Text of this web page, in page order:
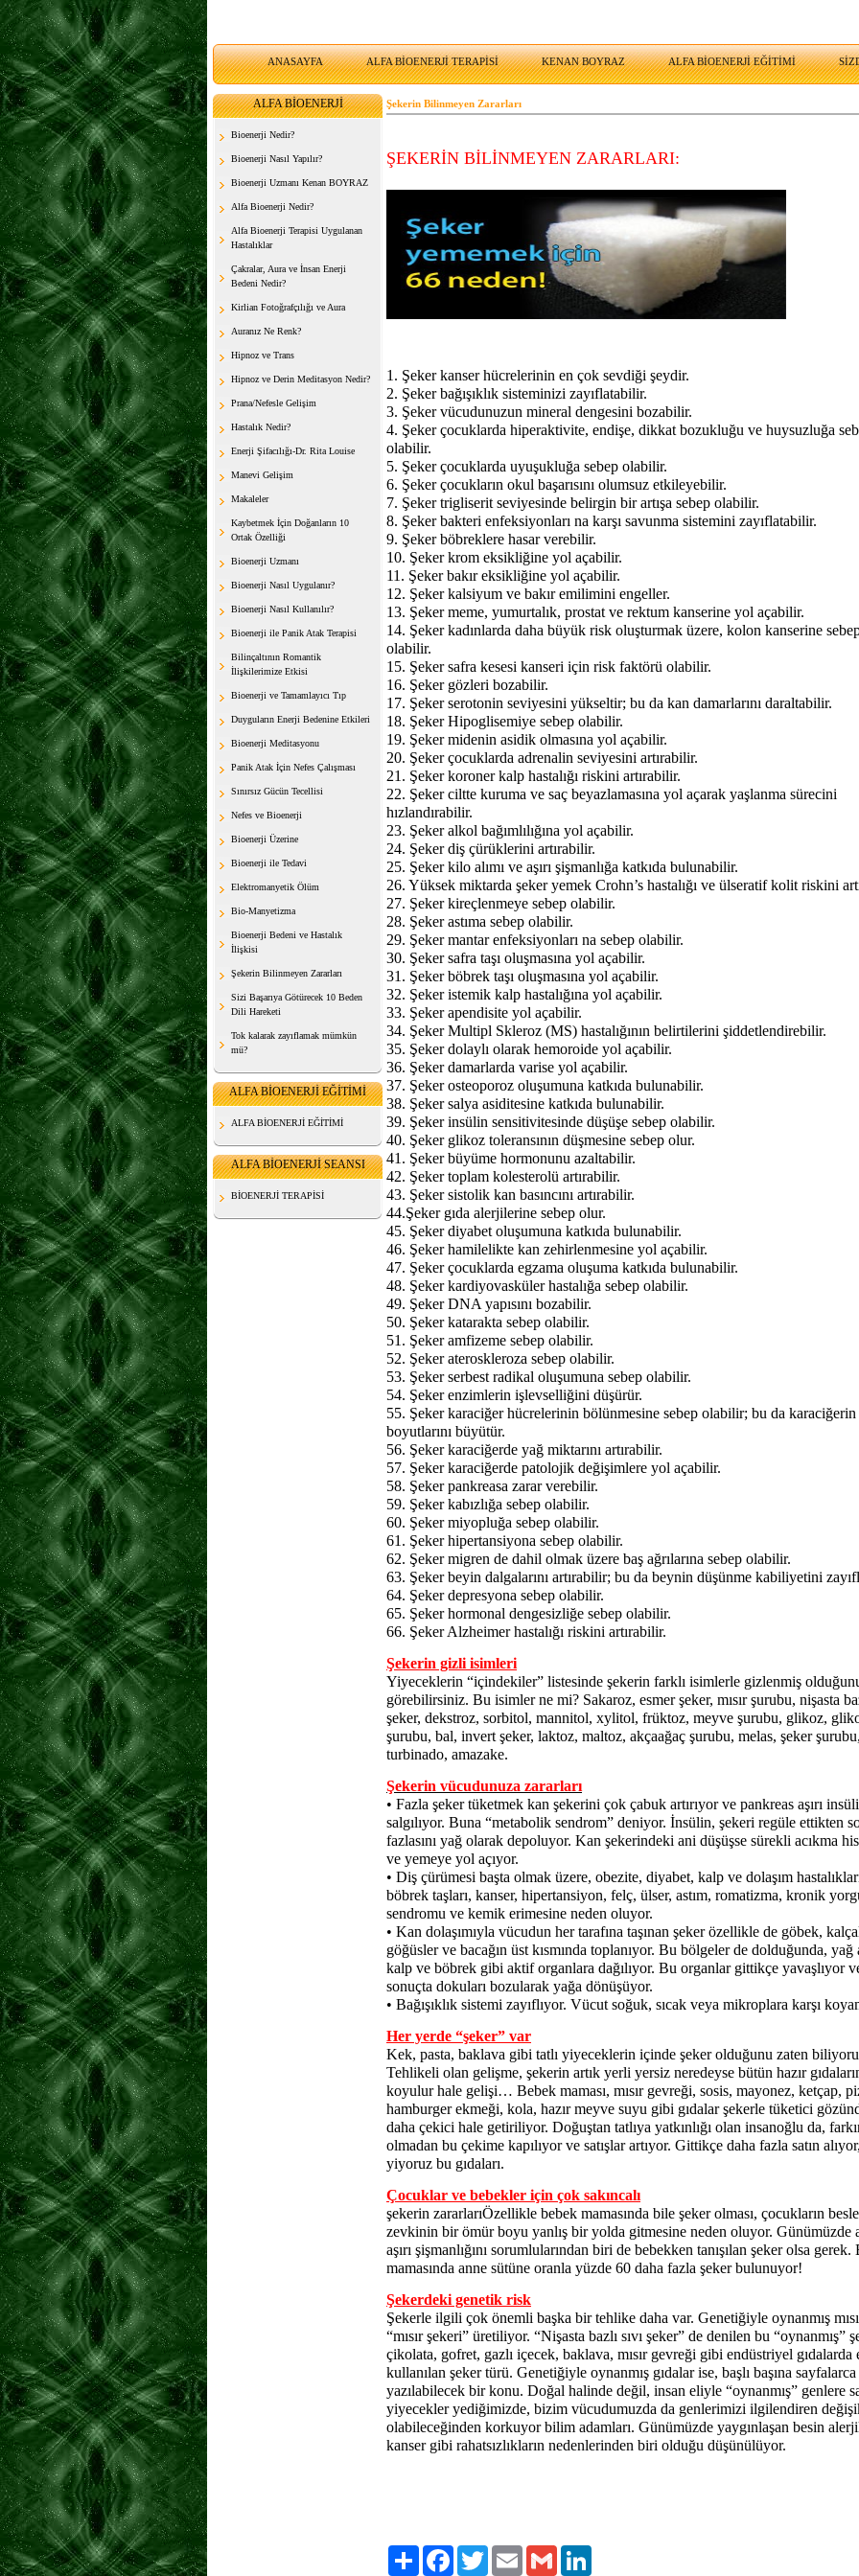
ANASAYFA ALFA BİOENERJİ TERAPİSİ KENAN BOYRAZ ALFA BİOENERJİ EĞİTİMİ
ALFA BİOENERJİ
Bioenerji Nedir?
Bioenerji Nasıl Yapılır?
Bioenerji Uzmanı Kenan BOYRAZ
Alfa Bioenerji Nedir?
Alfa Bioenerji Terapisi Uygulanan
Hastalıklar
Çakralar, Aura ve İnsan Enerji
Bedeni Nedir?
Kirlian Fotoğrafçılığı ve Aura
Auranız Ne Renk?
Hipnoz ve Trans
Hipnoz ve Derin Meditasyon Nedir?
Prana/Nefesle Gelişim
Hastalık Nedir?
Enerji Şifacılığı-Dr. Rita Louise
Manevi Gelişim
Makaleler
Kaybetmek İçin Doğanların 10
Ortak Özelliği
Bioenerji Uzmanı
Bioenerji Nasıl Uygulanır?
Bioenerji Nasıl Kullanılır?
Bioenerji ile Panik Atak Terapisi
Bilinçaltının Romantik
İlişkilerimize Etkisi
Bioenerji ve Tamamlayıcı Tıp
Duyguların Enerji Bedenine Etkileri
Bioenerji Meditasyonu
Panik Atak İçin Nefes Çalışması
Sınırsız Gücün Tecellisi
Nefes ve Bioenerji
Bioenerji Üzerine
Bioenerji ile Tedavi
Elektromanyetik Ölüm
Bio-Manyetizma
Bioenerji Bedeni ve Hastalık
İlişkisi
Şekerin Bilinmeyen Zararları
Sizi Başarıya Götürecek 10 Beden
Dili Hareketi
Tok kalarak zayıflamak mümkün
mü?
ALFA BİOENERJİ EĞİTİMİ
ALFA BİOENERJİ EĞİTİMİ
ALFA BİOENERJİ SEANSI
BİOENERJİ TERAPİSİ
Şekerin Bilinmeyen Zararları
ŞEKERİN BİLİNMEYEN ZARARLARI:
1. Şeker kanser hücrelerinin en çok sevdiği şeydir.
2. Şeker bağışıklık sisteminizi zayıflatabilir.
3. Şeker vücudunuzun mineral dengesini bozabilir.
4. Şeker çocuklarda hiperaktivite, endişe, dikkat bozukluğu ve huysuzluğa
olabilir.
5. Şeker çocuklarda uyuşukluğa sebep olabilir.
6. Şeker çocukların okul başarısını olumsuz etkileyebilir.
7. Şeker trigliserit seviyesinde belirgin bir artışa sebep olabilir.
8. Şeker bakteri enfeksiyonları na karşı savunma sistemini zayıflatabilir.
9. Şeker böbreklere hasar verebilir.
10. Şeker krom eksikliğine yol açabilir.
11. Şeker bakır eksikliğine yol açabilir.
12. Şeker kalsiyum ve bakır emilimini engeller.
13. Şeker meme, yumurtalık, prostat ve rektum kanserine yol açabilir.
14. Şeker kadınlarda daha büyük risk oluşturmak üzere, kolon kanserine
olabilir.
15. Şeker safra kesesi kanseri için risk faktörü olabilir.
16. Şeker gözleri bozabilir.
17. Şeker serotonin seviyesini yükseltir; bu da kan damarlarını daraltabilir.
18. Şeker Hipoglisemiye sebep olabilir.
19. Şeker midenin asidik olmasına yol açabilir.
20. Şeker çocuklarda adrenalin seviyesini artırabilir.
21. Şeker koroner kalp hastalığı riskini artırabilir.
22. Şeker ciltte kuruma ve saç beyazlamasına yol açarak yaşlanma sürecini
hızlandırabilir.
23. Şeker alkol bağımlılığına yol açabilir.
24. Şeker diş çürüklerini artırabilir.
25. Şeker kilo alımı ve aşırı şişmanlığa katkıda bulunabilir.
26. Yüksek miktarda şeker yemek Crohn’s hastalığı ve ülseratif kolit riskini
27. Şeker kireçlenmeye sebep olabilir.
28. Şeker astıma sebep olabilir.
29. Şeker mantar enfeksiyonları na sebep olabilir.
30. Şeker safra taşı oluşmasına yol açabilir.
31. Şeker böbrek taşı oluşmasına yol açabilir.
32. Şeker istemik kalp hastalığına yol açabilir.
33. Şeker apendisite yol açabilir.
34. Şeker Multipl Skleroz (MS) hastalığının belirtilerini şiddetlendirebilir.
35. Şeker dolaylı olarak hemoroide yol açabilir.
36. Şeker damarlarda varise yol açabilir.
37. Şeker osteoporoz oluşumuna katkıda bulunabilir.
38. Şeker salya asiditesine katkıda bulunabilir.
39. Şeker insülin sensitivitesinde düşüşe sebep olabilir.
40. Şeker glikoz toleransının düşmesine sebep olur.
41. Şeker büyüme hormonunu azaltabilir.
42. Şeker toplam kolesterolü artırabilir.
43. Şeker sistolik kan basıncını artırabilir.
44.Şeker gıda alerjilerine sebep olur.
45. Şeker diyabet oluşumuna katkıda bulunabilir.
46. Şeker hamilelikte kan zehirlenmesine yol açabilir.
47. Şeker çocuklarda egzama oluşuma katkıda bulunabilir.
48. Şeker kardiyovasküler hastalığa sebep olabilir.
49. Şeker DNA yapısını bozabilir.
50. Şeker katarakta sebep olabilir.
51. Şeker amfizeme sebep olabilir.
52. Şeker ateroskleroza sebep olabilir.
53. Şeker serbest radikal oluşumuna sebep olabilir.
54. Şeker enzimlerin işlevselliğini düşürür.
55. Şeker karaciğer hücrelerinin bölünmesine sebep olabilir; bu da karaciğerin
boyutlarını büyütür.
56. Şeker karaciğerde yağ miktarını artırabilir.
57. Şeker karaciğerde patolojik değişimlere yol açabilir.
58. Şeker pankreasa zarar verebilir.
59. Şeker kabızlığa sebep olabilir.
60. Şeker miyopluğa sebep olabilir.
61. Şeker hipertansiyona sebep olabilir.
62. Şeker migren de dahil olmak üzere baş ağrılarına sebep olabilir.
63. Şeker beyin dalgalarını artırabilir; bu da beynin düşünme kabiliyetini
64. Şeker depresyona sebep olabilir.
65. Şeker hormonal dengesizliğe sebep olabilir.
66. Şeker Alzheimer hastalığı riskini artırabilir.
Şekerin gizli isimleri
Yiyeceklerin “içindekiler” listesinde şekerin farklı isimlerle gizlenmiş
görebilirsiniz. Bu isimler ne mi? Sakaroz, esmer şeker, mısır şurubu, nişasta
şeker, dekstroz, sorbitol, mannitol, xylitol, früktoz, meyve şurubu, glikoz,
şurubu, bal, invert şeker, laktoz, maltoz, akçaağaç şurubu, melas, şeker
turbinado, amazake.
Şekerin vücudunuza zararları
• Fazla şeker tüketmek kan şekerini çok çabuk artırıyor ve pankreas aşırı
salgılıyor. Buna “metabolik sendrom” deniyor. İnsülin, şekeri regüle ettikten
fazlasını yağ olarak depoluyor. Kan şekerindeki ani düşüşse sürekli acıkma
ve yemeye yol açıyor.
• Diş çürümesi başta olmak üzere, obezite, diyabet, kalp ve dolaşım
böbrek taşları, kanser, hipertansiyon, felç, ülser, astım, romatizma, kronik
sendromu ve kemik erimesine neden oluyor.
• Kan dolaşımıyla vücudun her tarafına taşınan şeker özellikle de göbek,
göğüsler ve bacağın üst kısmında toplanıyor. Bu bölgeler de dolduğunda, yağ
kalp ve böbrek gibi aktif organlara dağılıyor. Bu organlar gittikçe yavaşlıyor
sonuçta dokuları bozularak yağa dönüşüyor.
• Bağışıklık sistemi zayıflıyor. Vücut soğuk, sıcak veya mikroplara karşı
Her yerde “şeker” var
Kek, pasta, baklava gibi tatlı yiyeceklerin içinde şeker olduğunu zaten
Tehlikeli olan gelişme, şekerin artık yerli yersiz neredeyse bütün hazır
koyulur hale gelişi… Bebek maması, mısır gevreği, sosis, mayonez, ketçap,
hamburger ekmeği, kola, hazır meyve suyu gibi gıdalar şekerle tüketici
daha çekici hale getiriliyor. Doğuştan tatlıya yatkınlığı olan insanoğlu da,
olmadan bu çekime kapılıyor ve satışlar artıyor. Gittikçe daha fazla satın
yiyoruz bu gıdaları.
Çocuklar ve bebekler için çok sakıncalı
şekerin zararlarıÖzellikle bebek mamasında bile şeker olması, çocukların
zevkinin bir ömür boyu yanlış bir yolda gitmesine neden oluyor. Günümüzde
aşırı şişmanlığını sorumlularından biri de bebekken tanışılan şeker olsa gerek.
mamasında anne sütüne oranla yüzde 60 daha fazla şeker bulunuyor!
Şekerdeki genetik risk
Şekerle ilgili çok önemli başka bir tehlike daha var. Genetiğiyle oynanmış
“mısır şekeri” üretiliyor. “Nişasta bazlı sıvı şeker” de denilen bu “oynanmış”
çikolata, gofret, gazlı içecek, baklava, mısır gevreği gibi endüstriyel gıdalarda
kullanılan şeker türü. Genetiğiyle oynanmış gıdalar ise, başlı başına sayfalarca
yazılabilecek bir konu. Doğal halinde değil, insan eliyle “oynanmış” genlere
yiyecekler yediğimizde, bizim vücudumuzda da genlerimizi ilgilendiren
olabileceğinden korkuyor bilim adamları. Günümüzde yaygınlaşan besin
kanser gibi rahatsızlıkların nedenlerinden biri olduğu düşünülüyor.
Paylaş FacebookTwitter Email Gmail